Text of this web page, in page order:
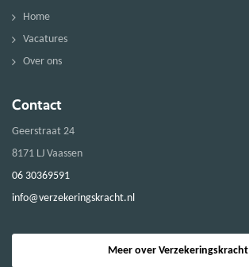
Home
Vacatures
Over ons
Contact
Geerstraat 24
8171 LJ Vaassen
06 30369591
info@verzekeringskracht.nl
Meer over Verzekeringskracht